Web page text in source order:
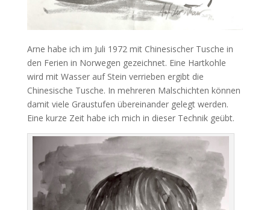
Arne habe ich im Juli 1972 mit Chinesischer Tusche in
den Ferien in Norwegen gezeichnet. Eine Hartkohle
wird mit Wasser auf Stein verrieben ergibt die
Chinesische Tusche. In mehreren Malschichten können
damit viele Graustufen übereinander gelegt werden.
Eine kurze Zeit habe ich mich in dieser Technik geübt.